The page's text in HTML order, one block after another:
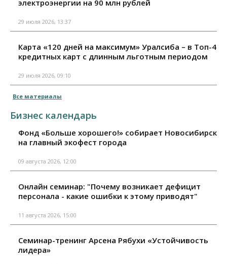
электроэнергии на 90 млн рублей
29 июля 2026, 13:37
Карта «120 дней на максимум» Уралсиба – в Топ-4
кредитных карт с длинным льготным периодом
29 июля 2026, 09:10
Все материалы
Бизнес календарь
Фонд «Больше хорошего!» собирает Новосибирск
на главный экофест города
09 августа 2026, 12:00
Онлайн семинар: "Почему возникает дефицит
персонала - какие ошибки к этому приводят"
11 августа 2026, 15:00
Семинар-тренинг Арсена Рябухи «Устойчивость
лидера»